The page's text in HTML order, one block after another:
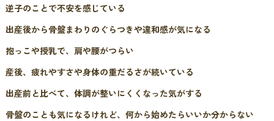
逆子のことで不安を感じている
出産後から骨盤まわりのぐらつきや違和感が気になる
抱っこや授乳で、肩や腰がつらい
産後、疲れやすさや身体の重だるさが続いている
出産前と比べて、体調が整いにくくなった気がする
骨盤のことも気になるけれど、何から始めたらいいか分からない